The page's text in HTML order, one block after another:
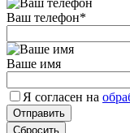
Ваш телефон*
Ваше имя
Я согласен на